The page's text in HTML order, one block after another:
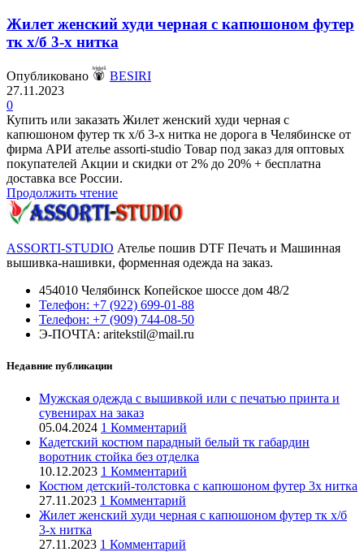
Жилет женский худи черная с капюшоном футер
тк х/б 3-х нитка
Опубликовано
BESIRI
27.11.2023
0
Купить или заказать Жилет женский худи черная с
капюшоном футер тк х/б 3-х нитка не дорога в Челябинске от
фирма АРИ ателье assorti-studio Товар под заказ для оптовых
покупателей Акции и скидки от 2% до 20% + бесплатна
доставка все России.
Продолжить чтение
ASSORTI-STUDIO Ателье пошив DTF Печать и Машинная
вышивка-нашивки, форменная одежда на заказ.
454010 Челябинск Копейское шоссе дом 48/2
Телефон: +7 (922) 699-01-88
Телефон: +7 (909) 744-08-50
Э-ПОЧТА: aritekstil@mail.ru
Недавние публикации
Мужская одежда с вышивкой или с печатью принта и
сувенирах на заказ
05.04.2024 1 Комментарий
Кадетский костюм парадный белый тк габардин
воротник стойка без отделка
10.12.2023 1 Комментарий
Костюм детский-толстовка с капюшоном футер 3х нитка
27.11.2023 1 Комментарий
Жилет женский худи черная с капюшоном футер тк х/б
3-х нитка
27.11.2023 1 Комментарий